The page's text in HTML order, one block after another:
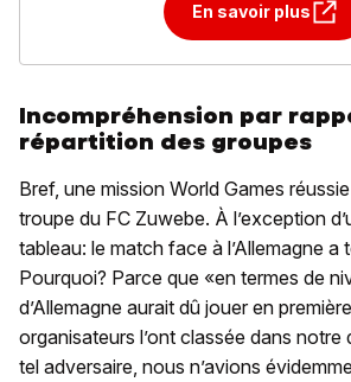
En savoir plus
Incompréhension par
répartition des groupes
Bref, une mission World Games
troupe du FC Zuwebe. À l’exception
tableau: le match face à l’Allemagne a
Pourquoi? Parce que «en termes de
d’Allemagne aurait dû jouer en
organisateurs l’ont classée dans notre
tel adversaire, nous n’avions